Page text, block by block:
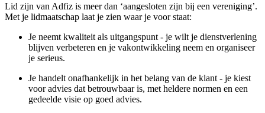
Lid zijn van Adfiz is meer dan ‘aangesloten zijn bij een vereniging’.
Met je lidmaatschap laat je zien waar je voor staat:
Je neemt kwaliteit als uitgangspunt - je wilt je dienstverlening
blijven verbeteren en je vakontwikkeling neem en organiseer
je serieus.
Je handelt onafhankelijk in het belang van de klant - je kiest
voor advies dat betrouwbaar is, met heldere normen en een
gedeelde visie op goed advies.